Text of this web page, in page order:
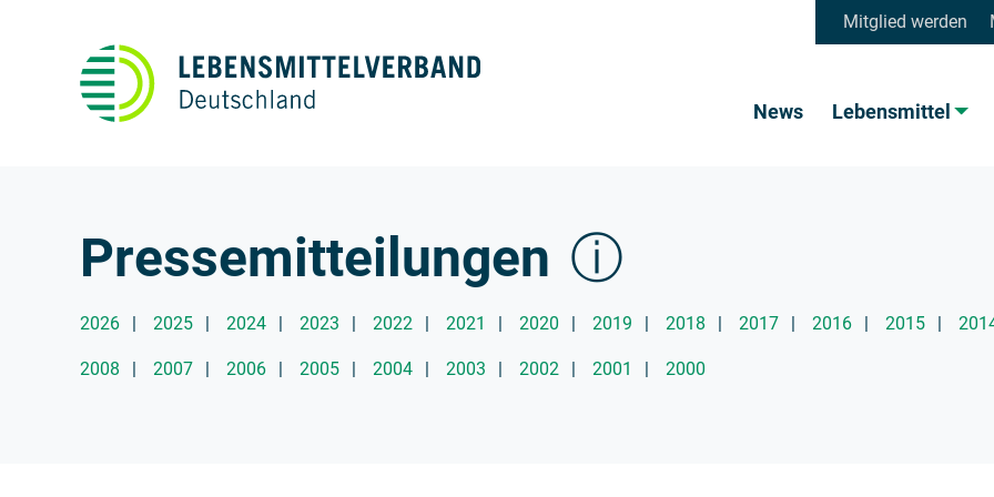
Mitglied werden
News Lebensmittel
Pressemitteilungen ⓘ
Weitere Informationen
Hier finden Sie unsere aktuellen Pressemitteilungen und das Archiv. Darüber hinaus steht der
Jahre
2026 2025 2024 2023 2022 2021 2020 2019 2018 2017 2016 2015
2008 2007 2006 2005 2004 2003 2002 2001 2000